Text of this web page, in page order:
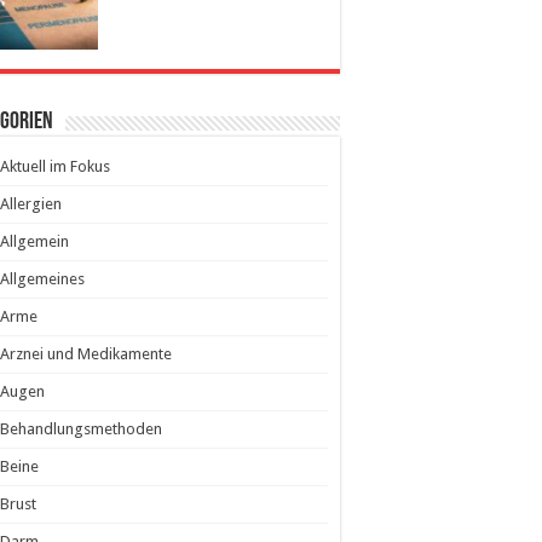
Aktuell im Fokus
Allergien
Allgemein
Allgemeines
Arme
Arznei und Medikamente
Augen
Behandlungsmethoden
Beine
Brust